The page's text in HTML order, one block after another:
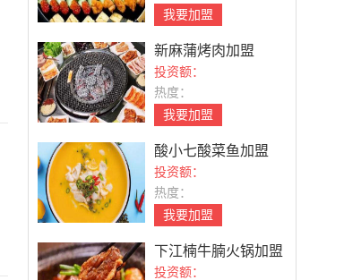
我要加盟
新麻蒲烤肉加盟
投资额：
热度：
我要加盟
酸小七酸菜鱼加盟
投资额：
热度：
我要加盟
下江楠牛腩火锅加盟
投资额：